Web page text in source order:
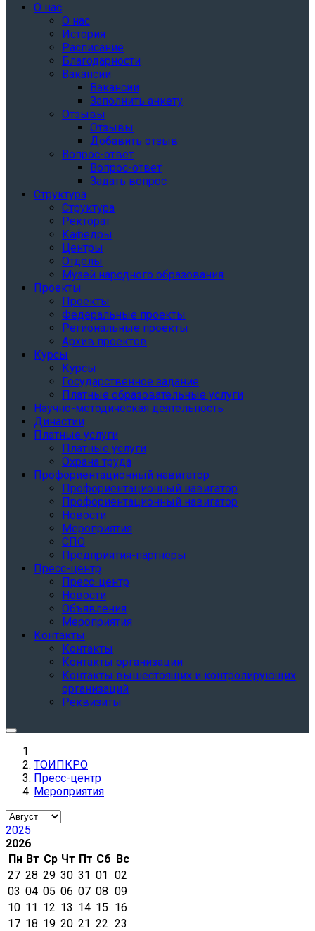
О нас
О нас
История
Расписание
Благодарности
Вакансии
Вакансии
Заполнить анкету
Отзывы
Отзывы
Добавить отзыв
Вопрос-ответ
Вопрос-ответ
Задать вопрос
Структура
Структура
Ректорат
Кафедры
Центры
Отделы
Музей народного образования
Проекты
Проекты
Федеральные проекты
Региональные проекты
Архив проектов
Курсы
Курсы
Государственное задание
Платные образовательные услуги
Научно-методическая деятельность
Династии
Платные услуги
Платные услуги
Охрана труда
Профориентационный навигатор
Профориентационный навигатор
Профориентационный навигатор
Новости
Мероприятия
СПО
Предприятия-партнёры
Пресс-центр
Пресс-центр
Новости
Объявления
Мероприятия
Контакты
Контакты
Контакты организации
Контакты вышестоящих и контролирующих
организаций
Реквизиты
ТОИПКРО
Пресс-центр
Мероприятия
2025
2026
Пн Вт Ср Чт Пт Сб Вс
27 28 29 30 31 01 02
03 04 05 06 07 08 09
10 11 12 13 14 15 16
17 18 19 20 21 22 23